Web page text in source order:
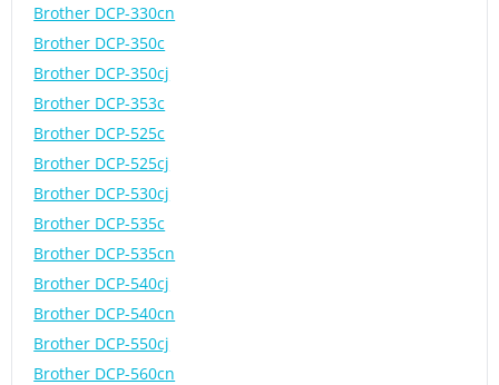
Brother DCP-330cn
Brother DCP-350c
Brother DCP-350cj
Brother DCP-353c
Brother DCP-525c
Brother DCP-525cj
Brother DCP-530cj
Brother DCP-535c
Brother DCP-535cn
Brother DCP-540cj
Brother DCP-540cn
Brother DCP-550cj
Brother DCP-560cn